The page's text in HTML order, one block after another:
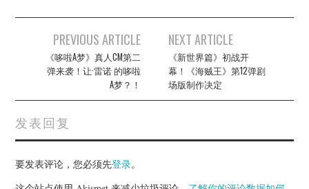
navigation
PREVIOUS ARTICLE
《哆啦A梦》真人CM第二
弹来袭！让·雷诺 的哆啦
A梦？！
NEXT ARTICLE
《新世界篇》初战开
幕！《海贼王》第12弹剧
场版制作决定
发表回复
要发表评论，您必须先登录。